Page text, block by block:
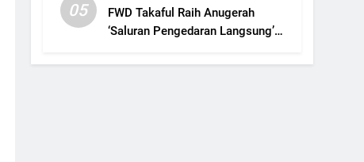
05
FWD Takaful Raih Anugerah
‘Saluran Pengedaran Langsung’